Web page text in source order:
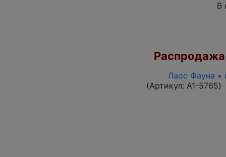
В
Распродажа
Лаос Фауна •
(Артикул: A1-5765)